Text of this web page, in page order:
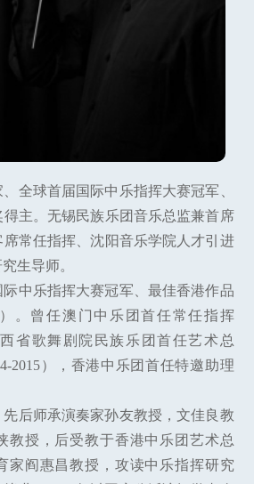
全球首届国际中乐指挥大赛冠军、
主。无锡民族乐团音乐总监兼首席
常任指挥、沈阳音乐学院人才引进
生导师。
中乐指挥大赛冠军、最佳香港作品
。曾任澳门中乐团首任常任指挥
西省歌舞剧院民族乐团首任艺术总
2015），香港中乐团首任特邀助理
先后师承演奏家孙友教授，文佳良教
教授，后受教于香港中乐团艺术总
家阎惠昌教授，攻读中乐指挥研究